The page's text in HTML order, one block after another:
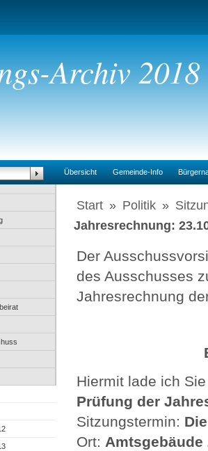
Archiv 2018
Übersicht Gemeinde-Info
Start » Politik »
Jahresrechnung:
Der
des Ausschusses
Jahresrechnung
Hiermit lade ich
Prüfung der
Sitzungstermin:
Ort: Amtsgebäude